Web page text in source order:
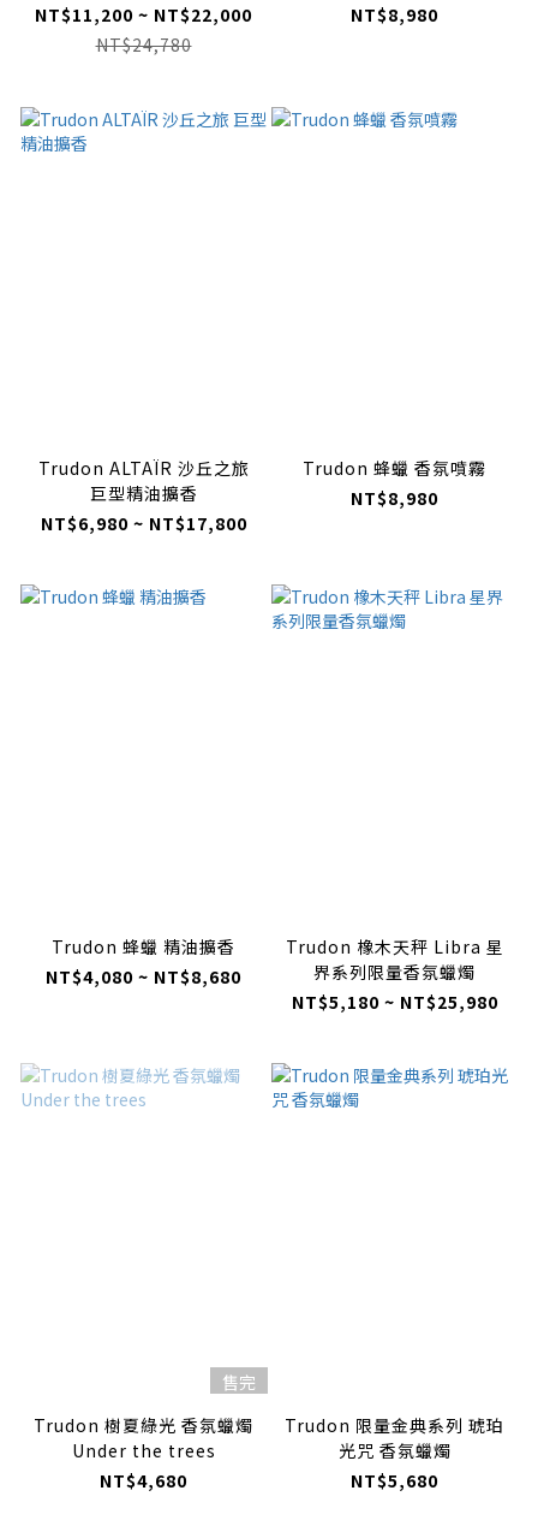
NT$11,200 ~ NT$22,000
NT$24,780
NT$8,980
Trudon ALTAÏR 沙丘之旅
巨型精油擴香
NT$6,980 ~ NT$17,800
Trudon 蜂蠟 香氛噴霧
NT$8,980
Trudon 蜂蠟 精油擴香
NT$4,080 ~ NT$8,680
Trudon 橡木天秤 Libra 星
界系列限量香氛蠟燭
NT$5,180 ~ NT$25,980
售完
Trudon 樹夏綠光 香氛蠟燭
Under the trees
NT$4,680
Trudon 限量金典系列 琥珀
光咒 香氛蠟燭
NT$5,680